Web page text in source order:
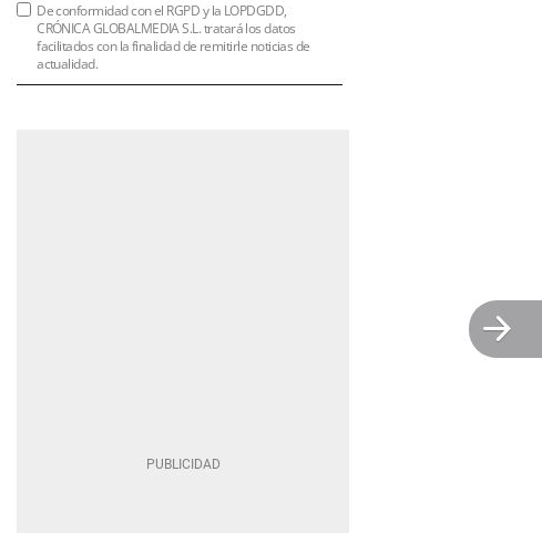
De conformidad con el RGPD y la LOPDGDD,
CRÓNICA GLOBALMEDIA S.L. tratará los datos
facilitados con la finalidad de remitirle noticias de
actualidad.